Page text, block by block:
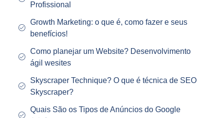
Profissional
Growth Marketing: o que é, como fazer e seus
benefícios!
Como planejar um Website? Desenvolvimento
ágil wesites
Skyscraper Technique? O que é técnica de SEO
Skyscraper?
Quais São os Tipos de Anúncios do Google